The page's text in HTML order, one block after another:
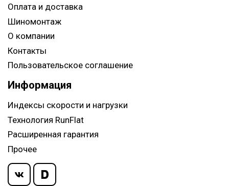
Оплата и доставка
Шиномонтаж
О компании
Контакты
Пользовательское соглашение
Информация
Индексы скорости и нагрузки
Технология RunFlat
Расширенная гарантия
Прочее